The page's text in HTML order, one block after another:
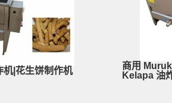
|花生饼制作机
商用
Kelapa 油